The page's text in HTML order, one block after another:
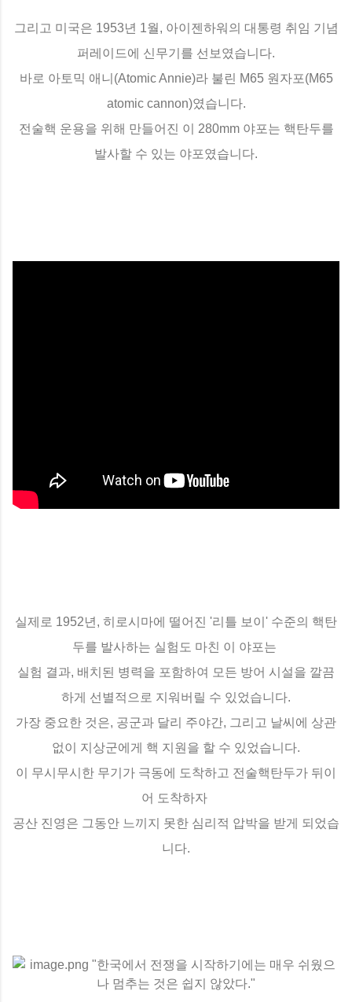
그리고 미국은 1953년 1월, 아이젠하워의 대통령 취임 기념
퍼레이드에 신무기를 선보였습니다.
바로 아토믹 애니(Atomic Annie)라 불린 M65 원자포(M65
atomic cannon)였습니다.
전술핵 운용을 위해 만들어진 이 280mm 야포는 핵탄두를
발사할 수 있는 야포였습니다.
실제로 1952년, 히로시마에 떨어진 '리틀 보이' 수준의 핵탄
두를 발사하는 실험도 마친 이 야포는
실험 결과, 배치된 병력을 포함하여 모든 방어 시설을 깔끔
하게 선별적으로 지워버릴 수 있었습니다.
가장 중요한 것은, 공군과 달리 주야간, 그리고 날씨에 상관
없이 지상군에게 핵 지원을 할 수 있었습니다.
이 무시무시한 무기가 극동에 도착하고 전술핵탄두가 뒤이
어 도착하자
공산 진영은 그동안 느끼지 못한 심리적 압박을 받게 되었습
니다.